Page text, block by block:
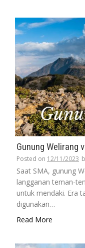
Gunung Welirang
Posted on 12/11/2023
Saat SMA, gunung
langganan teman-
untuk mendaki. Era
digunakan…
Read More